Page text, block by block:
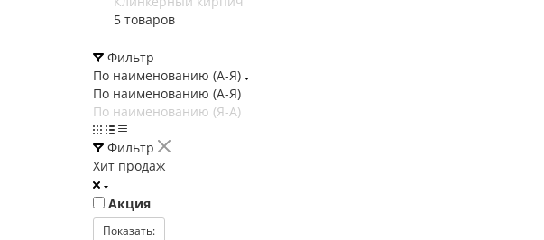
5 товаров
Фильтр
По наименованию (А-Я)
По наименованию (А-Я)
По наименованию (Я-А)
Фильтр
Хит продаж
Акция
Показать: